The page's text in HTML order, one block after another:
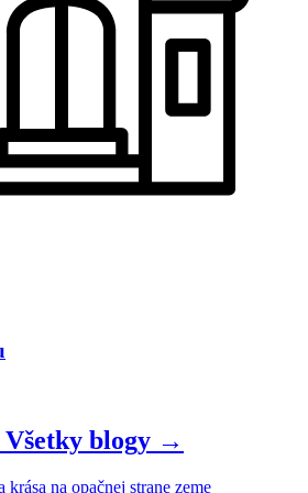
Všetky blogy →